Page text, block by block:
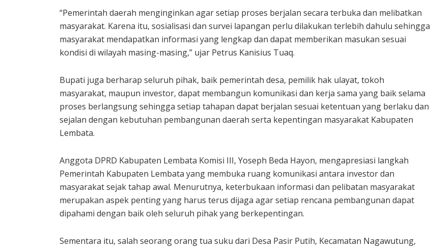
“Pemerintah daerah menginginkan agar setiap proses berjalan secara terbuka dan melibatkan
masyarakat. Karena itu, sosialisasi dan survei lapangan perlu dilakukan terlebih dahulu sehingga
masyarakat mendapatkan informasi yang lengkap dan dapat memberikan masukan sesuai
kondisi di wilayah masing-masing,” ujar Petrus Kanisius Tuaq.
Bupati juga berharap seluruh pihak, baik pemerintah desa, pemilik hak ulayat, tokoh
masyarakat, maupun investor, dapat membangun komunikasi dan kerja sama yang baik selama
proses berlangsung sehingga setiap tahapan dapat berjalan sesuai ketentuan yang berlaku dan
sejalan dengan kebutuhan pembangunan daerah serta kepentingan masyarakat Kabupaten
Lembata.
Anggota DPRD Kabupaten Lembata Komisi III, Yoseph Beda Hayon, mengapresiasi langkah
Pemerintah Kabupaten Lembata yang membuka ruang komunikasi antara investor dan
masyarakat sejak tahap awal. Menurutnya, keterbukaan informasi dan pelibatan masyarakat
merupakan aspek penting yang harus terus dijaga agar setiap rencana pembangunan dapat
dipahami dengan baik oleh seluruh pihak yang berkepentingan.
Sementara itu, salah seorang orang tua suku dari Desa Pasir Putih, Kecamatan Nagawutung,